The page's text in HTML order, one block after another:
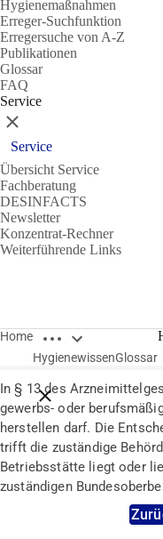
Hygienemaßnahmen
Erreger-Suchfunktion
Erregersuche von A-Z
Publikationen
Glossar
FAQ
Service
Schließen
Service
Übersicht Service
Fachberatung
DESINFACTS
Newsletter
Konzentrat-Rechner
Weiterführende Links
Home Breadcrumbs öffnen
Breadcrumbs
HygienewissenGlossar
In § 13 des
gewerbs- oder
herstellen darf. Die
trifft die zuständige
Betriebsstätte liegt oder
zuständigen